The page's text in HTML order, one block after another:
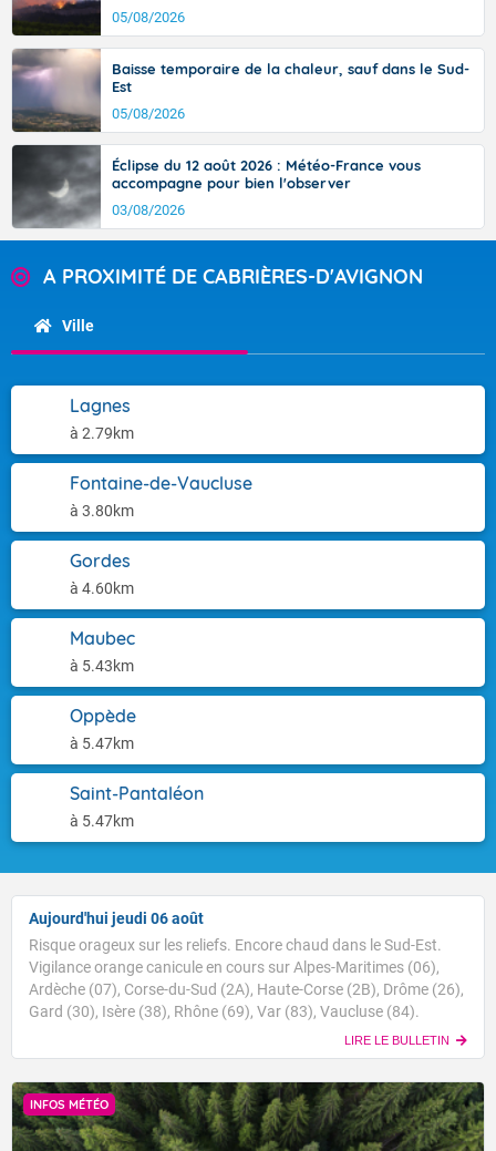
05/08/2026
Baisse temporaire de la chaleur, sauf dans le Sud-
Est
05/08/2026
Éclipse du 12 août 2026 : Météo-France vous
accompagne pour bien l'observer
03/08/2026
A PROXIMITÉ DE CABRIÈRES-D'AVIGNON
Ville
Lagnes
à 2.79km
Fontaine-de-Vaucluse
à 3.80km
Gordes
à 4.60km
Maubec
à 5.43km
Oppède
à 5.47km
Saint-Pantaléon
à 5.47km
Aujourd'hui jeudi 06 août
Risque orageux sur les reliefs. Encore chaud dans le Sud-Est.
Vigilance orange canicule en cours sur Alpes-Maritimes (06),
Ardèche (07), Corse-du-Sud (2A), Haute-Corse (2B), Drôme (26),
Gard (30), Isère (38), Rhône (69), Var (83), Vaucluse (84).
LIRE LE BULLETIN
INFOS MÉTÉO